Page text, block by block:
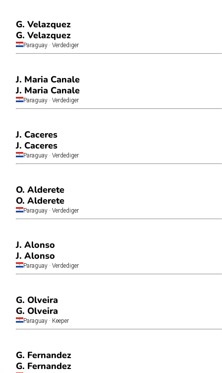
G. Velazquez
G. Velazquez
Paraguay · Verdediger
J. Maria Canale
J. Maria Canale
Paraguay · Verdediger
J. Caceres
J. Caceres
Paraguay · Verdediger
O. Alderete
O. Alderete
Paraguay · Verdediger
J. Alonso
J. Alonso
Paraguay · Verdediger
G. Olveira
G. Olveira
Paraguay · Keeper
G. Fernandez
G. Fernandez